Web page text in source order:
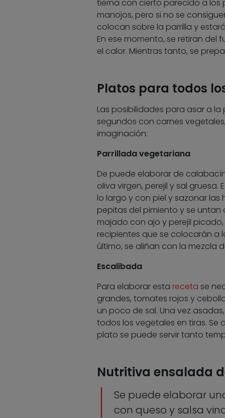
tierna con cierto parecido a los
manojos, pero si no se
colocan sobre la parrilla y
En ese momento, se retiran
el calor. Mientras tanto, se
Platos para todos
Las posibilidades para asar a
segundos con carnes
imaginación:
Parrillada vegetariana
De puede elaborar de
oliva virgen, perejil y sal
lo largo y con piel y sazonar las
pepitas del pimiento y se untan
majado con ajo y perejil
recipientes que se colocarán a
último, se aliñan con la mezcla
Escalibada
Para elaborar esta receta se
grandes, tomates rojos y
un poco de sal. Una vez
todos los vegetales en tiras. Se
plato se puede servir tanto
Nutritiva ensalada
Se puede elaborar
con queso y salsa